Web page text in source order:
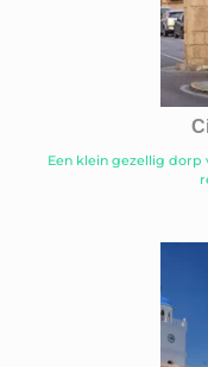
Een klein gezellig dorp